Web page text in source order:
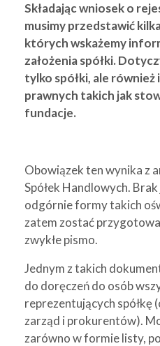
Składając wniosek o
musimy przedstawić
których wskażemy
założenia spółki.
tylko spółki, ale również
prawnych takich jak
fundacje.
Obowiązek ten wynika z
Spółek Handlowych.
odgórnie formy takich
zatem zostać
zwykłe pismo.
Jednym z takich
do doręczeń do osób
reprezentujących spółkę
zarząd i prokurentów).
zarówno w formie listy,